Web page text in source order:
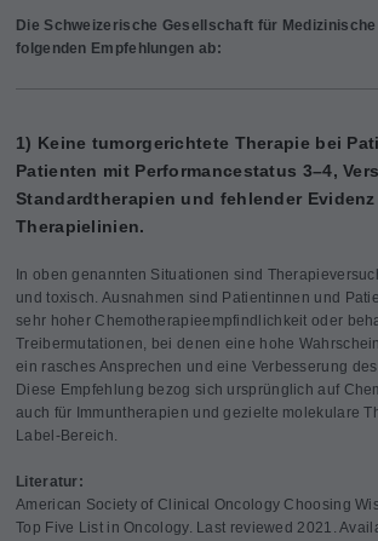
Die Schweizerische Gesellschaft für
folgenden Empfehlungen ab:
1) Keine tumorgerichtete Therapie bei
Patienten mit Performancestatus 3–4,
Standardtherapien und fehlender
Therapielinien.
In oben genannten Situationen sind
und toxisch. Ausnahmen sind Patientinnen und
sehr hoher Chemotherapieempfindlichkeit oder
Treibermutationen, bei denen eine hohe
ein rasches Ansprechen und eine Verbesserung
Diese Empfehlung bezog sich ursprünglich auf
auch für Immuntherapien und gezielte molekulare
Label-Bereich.
Literatur:
American Society of Clinical Oncology Choosing
Top Five List in Oncology. Last reviewed 2021.